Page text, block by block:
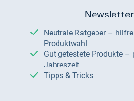
Newsletter
Neutrale Ratgeber – hilfreich für Ihre
Produktwahl
Gut getestete Produkte – passend zur
Jahreszeit
Tipps & Tricks